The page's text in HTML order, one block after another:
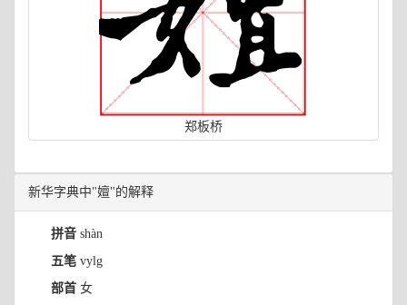
郑板桥
新华字典中"嬗"的解释
拼音 shàn
五笔 vylg
部首 女